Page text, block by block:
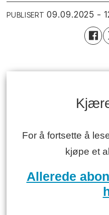
PUBLISERT 09.09.2025 -
For å fortsette å
kjøpe et
Allerede